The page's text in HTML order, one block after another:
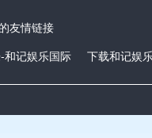
友情链接
和记娱乐国际
下载和记娱